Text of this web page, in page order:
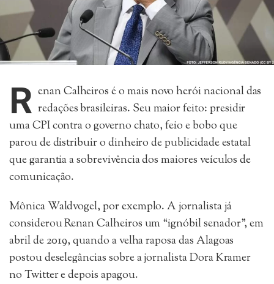
R enan Calheiros é o mais novo herói nacional das
redações brasileiras. Seu maior feito: presidir
uma CPI contra o governo chato, feio e bobo que
parou de distribuir o dinheiro de publicidade estatal
que garantia a sobrevivência dos maiores veículos de
comunicação.
Mônica Waldvogel, por exemplo. A jornalista já
considerou Renan Calheiros um “ignóbil senador”, em
abril de 2019, quando a velha raposa das Alagoas
postou deselegâncias sobre a jornalista Dora Kramer
no Twitter e depois apagou.